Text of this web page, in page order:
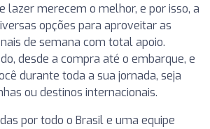
lazer merecem o melhor, e por isso, a
opções para aproveitar as
de semana com total apoio.
desde a compra até o embarque, e
durante toda a sua jornada, seja
ou destinos internacionais.
por todo o Brasil e uma equipe